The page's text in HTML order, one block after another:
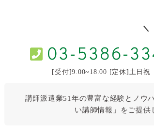
03-5386-
[受付]9:00~18:00 [定休]土日祝
講師派遣業51年の豊富な経験とノウ
い講師情報」をご提